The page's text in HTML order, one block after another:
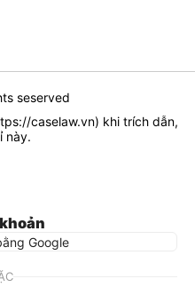
seserved
caselaw.vn) khi trích dẫn,
này.
Google